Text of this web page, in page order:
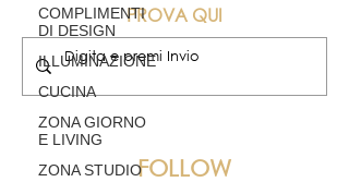
COMPLIMENTI
DI DESIGN
ILLUMINAZIONE
CUCINA
ZONA GIORNO
E LIVING
ZONA STUDIO
PROVA QUI
FOLLOW